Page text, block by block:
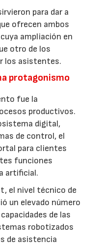
para dar a
ofrecen ambos
ampliación en
otro de los
los asistentes.
protagonismo
fue la
productivos.
digital,
de control, el
para clientes
funciones
artificial.
el nivel técnico de
un elevado número
de las
robotizados
de asistencia